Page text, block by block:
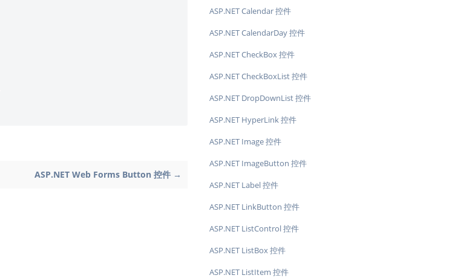
ASP.NET Web Forms Button 控件 →
ASP.NET Calendar 控件
ASP.NET CalendarDay 控件
ASP.NET CheckBox 控件
ASP.NET CheckBoxList 控件
ASP.NET DropDownList 控件
ASP.NET HyperLink 控件
ASP.NET Image 控件
ASP.NET ImageButton 控件
ASP.NET Label 控件
ASP.NET LinkButton 控件
ASP.NET ListControl 控件
ASP.NET ListBox 控件
ASP.NET ListItem 控件